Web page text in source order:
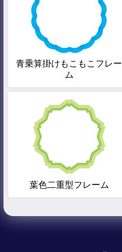
青乗算掛けもこもこフレー
ム
葉色二重型フレーム